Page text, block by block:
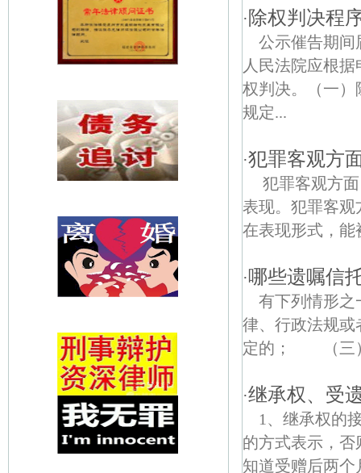
· 除权判决程
公示催告期间
人民法院应根
权判决。（一）
规定...
·犯罪客观方
犯罪客观方
表现。犯罪客
在表现形式，
·哪些遗嘱信
有下列情形
律、行政法规
定的； （三）
·继承权、受
1、继承权的
的方式表示，
知道受赠后两个